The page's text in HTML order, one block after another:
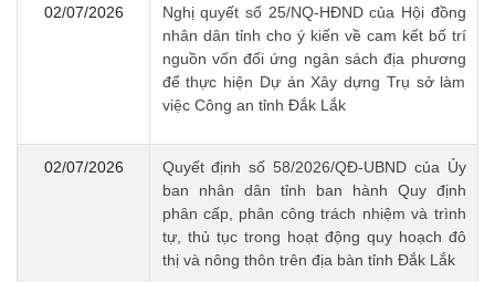
02/07/2026
Nghị quyết số 25/NQ-HĐND của Hội đồng
nhân dân tỉnh cho ý kiến về cam kết bố trí
nguồn vốn đối ứng ngân sách địa phương
để thực hiện Dự án Xây dựng Trụ sở làm
việc Công an tỉnh Đắk Lắk
02/07/2026
Quyết định số 58/2026/QĐ-UBND của Ủy
ban nhân dân tỉnh ban hành Quy định
phân cấp, phân công trách nhiệm và trình
tự, thủ tục trong hoạt động quy hoạch đô
thị và nông thôn trên địa bàn tỉnh Đắk Lắk